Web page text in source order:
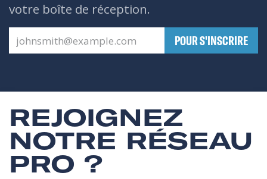
votre boîte de réception.
​POUR S'INSCRIRE
REJOIGNEZ
NOTRE RÉSEAU
PRO ?